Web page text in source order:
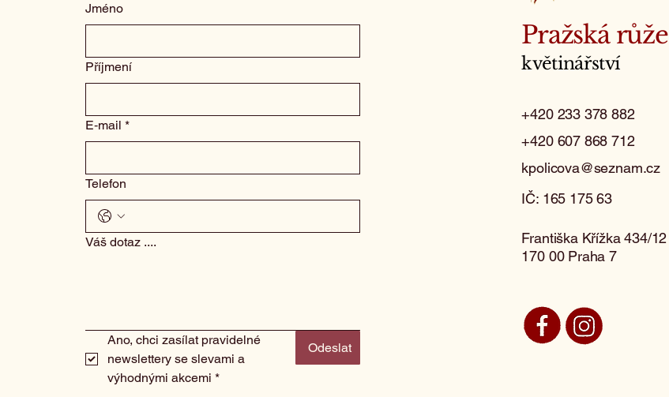
Jméno
Příjmení
E‑mail *
Telefon
Váš dotaz ....
Ano, chci zasílat pravidelné
newslettery se slevami a
výhodnými akcemi *
Odeslat
Pražská růže
květinářství
+420 233 378 882
+420 607 868 712
kpolicova@seznam.cz
IČ: 165 175 63
Františka Křížka 434/12
170 00 Praha 7